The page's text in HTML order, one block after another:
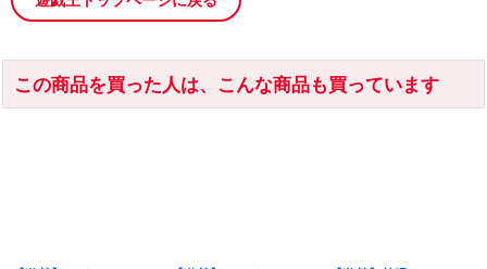
この商品を買った人は、こんな商品も買っています